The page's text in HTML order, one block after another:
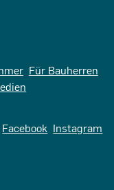
Für Bauherren
Facebook Instagram